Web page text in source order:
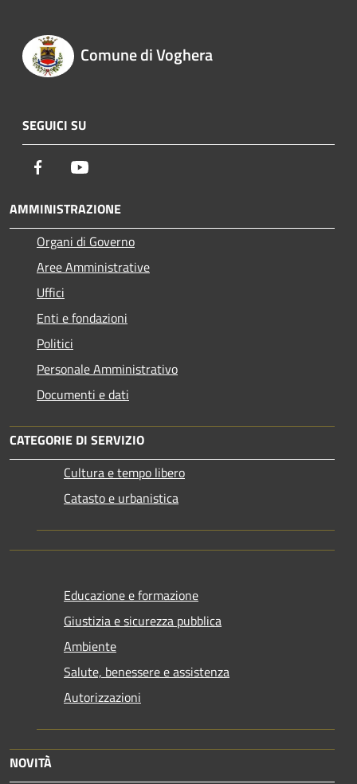
Comune di Voghera
SEGUICI SU
Facebook
AMMINISTRAZIONE
Organi di Governo
Aree Amministrative
Uffici
Enti e fondazioni
Politici
Personale Amministrativo
Documenti e dati
CATEGORIE DI SERVIZIO
Cultura e tempo libero
Catasto e urbanistica
Educazione e formazione
Giustizia e sicurezza pubblica
Ambiente
Salute, benessere e assistenza
Autorizzazioni
NOVITÀ